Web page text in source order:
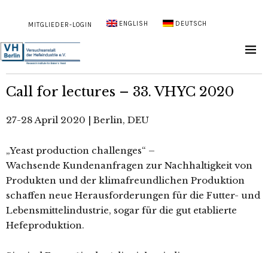
MITGLIEDER-LOGIN ENGLISH DEUTSCH
Call for lectures – 33. VHYC 2020
27-28 April 2020 | Berlin, DEU
„Yeast production challenges“ –
Wachsende Kundenanfragen zur Nachhaltigkeit von
Produkten und der klimafreundlichen Produktion
schaffen neue Herausforderungen für die Futter- und
Lebensmittelindustrie, sogar für die gut etablierte
Hefeproduktion.